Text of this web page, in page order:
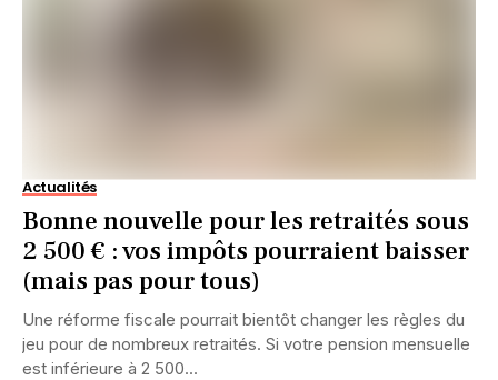
Actualités
Bonne nouvelle pour les retraités sous
2 500 € : vos impôts pourraient baisser
(mais pas pour tous)
Une réforme fiscale pourrait bientôt changer les règles du
jeu pour de nombreux retraités. Si votre pension mensuelle
est inférieure à 2 500...